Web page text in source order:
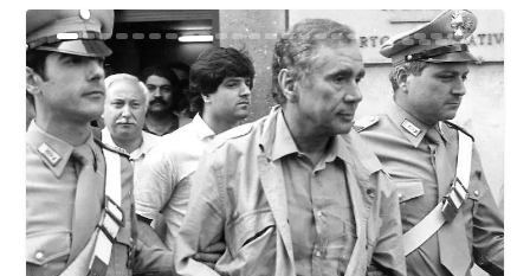
Ground Rules. Alejan...
«Rafael: Poesía subl...
Bienvenidos al circo...
Georges de La Tour. ...
Robert Capa: la hist...